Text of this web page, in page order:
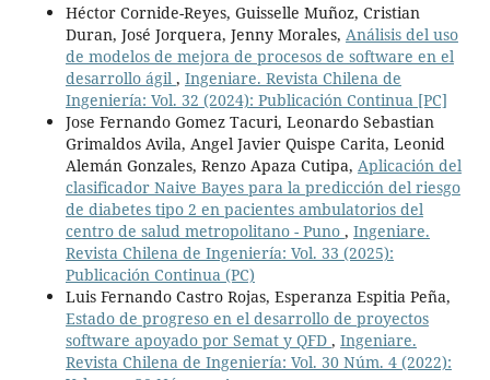
Héctor Cornide-Reyes, Guisselle Muñoz, Cristian
Duran, José Jorquera, Jenny Morales, Análisis del uso
de modelos de mejora de procesos de software en el
desarrollo ágil , Ingeniare. Revista Chilena de
Ingeniería: Vol. 32 (2024): Publicación Continua [PC]
Jose Fernando Gomez Tacuri, Leonardo Sebastian
Grimaldos Avila, Angel Javier Quispe Carita, Leonid
Alemán Gonzales, Renzo Apaza Cutipa, Aplicación del
clasificador Naive Bayes para la predicción del riesgo
de diabetes tipo 2 en pacientes ambulatorios del
centro de salud metropolitano - Puno , Ingeniare.
Revista Chilena de Ingeniería: Vol. 33 (2025):
Publicación Continua (PC)
Luis Fernando Castro Rojas, Esperanza Espitia Peña,
Estado de progreso en el desarrollo de proyectos
software apoyado por Semat y QFD , Ingeniare.
Revista Chilena de Ingeniería: Vol. 30 Núm. 4 (2022):